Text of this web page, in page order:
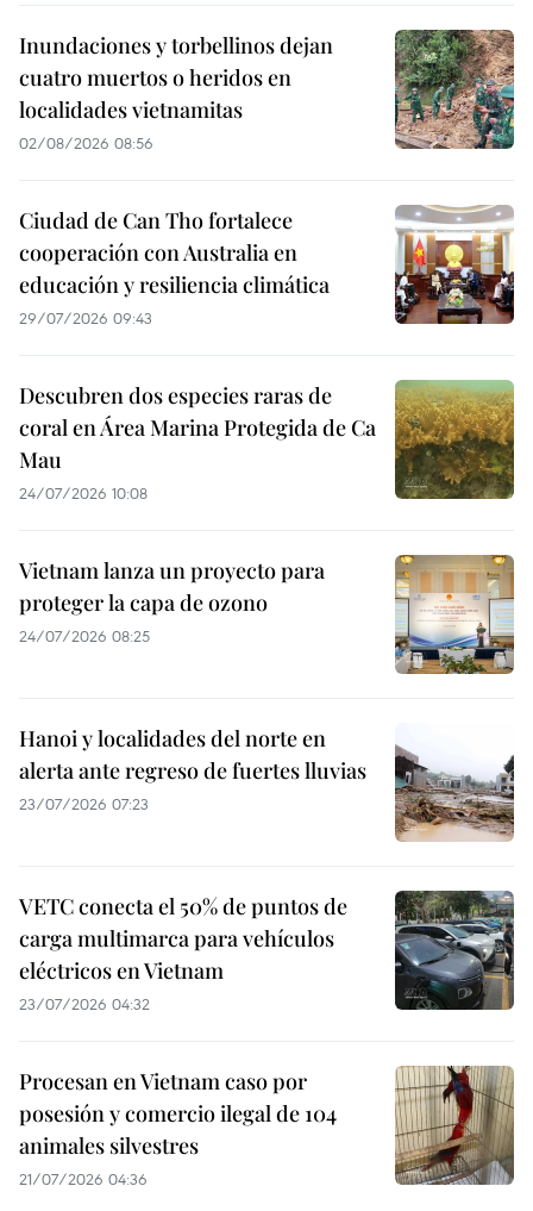
Inundaciones y torbellinos dejan
cuatro muertos o heridos en
localidades vietnamitas
02/08/2026 08:56
Ciudad de Can Tho fortalece
cooperación con Australia en
educación y resiliencia climática
29/07/2026 09:43
Descubren dos especies raras de
coral en Área Marina Protegida de Ca
Mau
24/07/2026 10:08
Vietnam lanza un proyecto para
proteger la capa de ozono
24/07/2026 08:25
Hanoi y localidades del norte en
alerta ante regreso de fuertes lluvias
23/07/2026 07:23
VETC conecta el 50% de puntos de
carga multimarca para vehículos
eléctricos en Vietnam
23/07/2026 04:32
Procesan en Vietnam caso por
posesión y comercio ilegal de 104
animales silvestres
21/07/2026 04:36